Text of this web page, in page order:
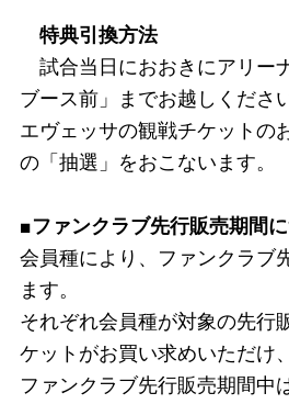
特典引換方法
試合当日におおきにアリー
ブース前」までお越しくださ
エヴェッサの観戦チケットの
の「抽選」をおこないます。
■ファンクラブ先行販売期間
会員種により、ファンクラブ
ます。
それぞれ会員種が対象の先行
ケットがお買い求めいただけ、
ファンクラブ先行販売期間中